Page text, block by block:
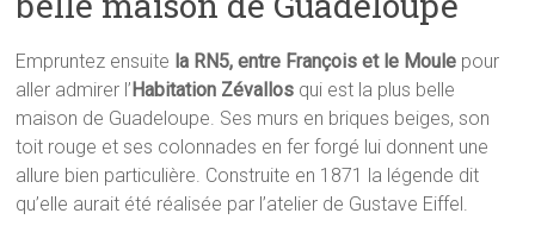
Empruntez ensuite la RN5, entre François et le Moule pour
aller admirer l’Habitation Zévallos qui est la plus belle
maison de Guadeloupe. Ses murs en briques beiges, son
toit rouge et ses colonnades en fer forgé lui donnent une
allure bien particulière. Construite en 1871 la légende dit
qu’elle aurait été réalisée par l’atelier de Gustave Eiffel.